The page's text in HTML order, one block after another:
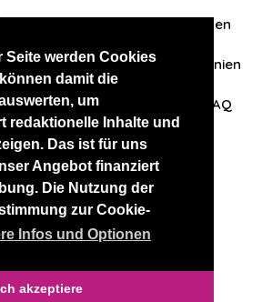
Seite werden Cookies
damit die
um
redaktionelle Inhalte und
Das ist für uns
Angebot finanziert
Die Nutzung der
zur Cookie-
Infos und Optionen
akzeptiere
Zuschriften/Erfahrungen
AGB Datenschutzrichtlinien
mit uns auf FAQ
anderen Websites
RussianKisses